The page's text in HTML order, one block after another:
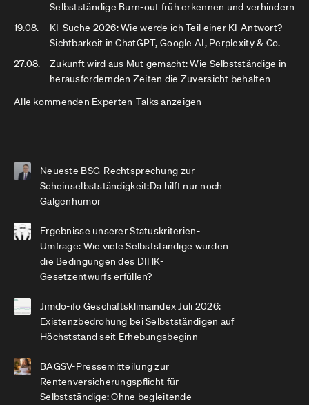
Selbstständige Burn-out früh erkennen und verhindern
19.08.
KI-Suche 2026: Wie werde ich Teil einer KI-Antwort? –
Sichtbarkeit in ChatGPT, Google AI, Perplexity & Co.
27.08.
Zukunft wird aus Mut gemacht: Wie Selbstständige in
herausfordernden Zeiten die Zuversicht behalten
Alle kommenden Experten-Talks anzeigen
Neueste BSG-Rechtsprechung zur
Scheinselbstständigkeit:Da hilft nur noch
Galgenhumor
Ergebnisse unserer Statuskriterien-
Umfrage: Wie viele Selbstständige würden
die Bedingungen des DIHK-
Gesetzentwurfs erfüllen?
Jimdo-ifo Geschäftsklimaindex Juli 2026:
Existenzbedrohung bei Selbstständigen auf
Höchststand seit Erhebungsbeginn
BAGSV-Pressemitteilung zur
Rentenversicherungspflicht für
Selbstständige: Ohne begleitende